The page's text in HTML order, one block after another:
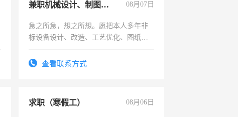
兼职机械设计、制图、设备改造 08月07日
急之所急，想之所想。愿把本人多年非
标设备设计、改造、工艺优化、图纸制
结识有识之士，共享未来。
查看联系方式
求职（寒假工） 08月06日